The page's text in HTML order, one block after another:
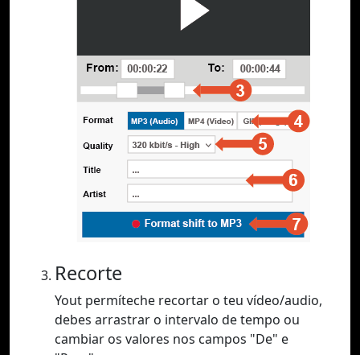
Recorte
Yout permíteche recortar o teu vídeo/audio,
debes arrastrar o intervalo de tempo ou
cambiar os valores nos campos "De" e